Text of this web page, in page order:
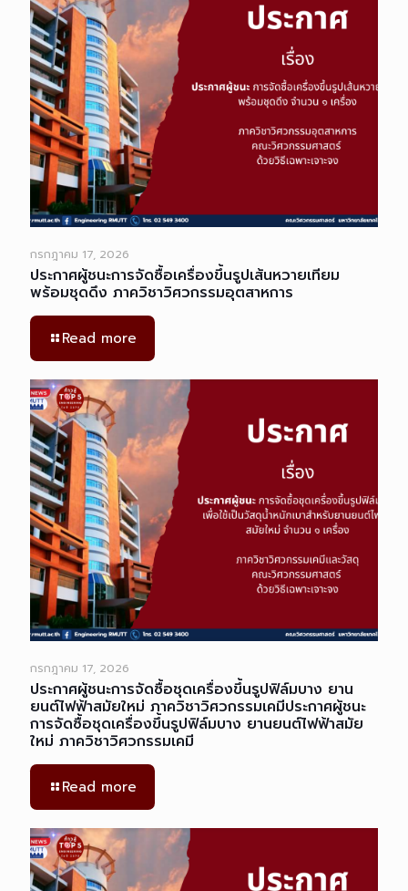
กรกฎาคม 17, 2026
ประกาศผู้ชนะการจัดซื้อเครื่องขึ้นรูปเส้นหวายเทียม
พร้อมชุดดึง ภาควิชาวิศวกรรมอุตสาหการ
Read more
กรกฎาคม 17, 2026
ประกาศผู้ชนะการจัดซื้อชุดเครื่องขึ้นรูปฟิล์มบาง ยาน
ยนต์ไฟฟ้าสมัยใหม่ ภาควิชาวิศวกรรมเคมีประกาศผู้ชนะ
การจัดซื้อชุดเครื่องขึ้นรูปฟิล์มบาง ยานยนต์ไฟฟ้าสมัย
ใหม่ ภาควิชาวิศวกรรมเคมี
Read more